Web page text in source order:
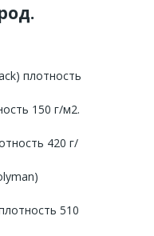
плотность
150 г/м2.
420 г/
510